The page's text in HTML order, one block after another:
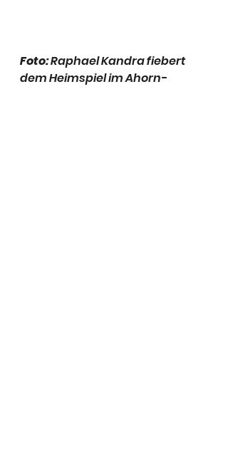
Foto: Raphael Kandra fiebert
dem Heimspiel im Ahorn-